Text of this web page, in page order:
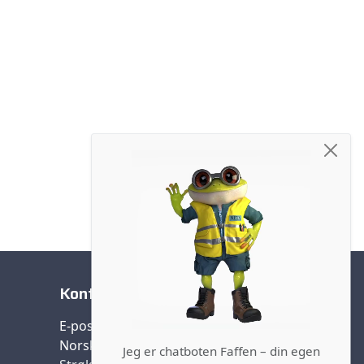
Kontakt oss
E-post:
Norsk forening farlig avfall (NFFA)
Jeg er chatboten Faffen – din egen